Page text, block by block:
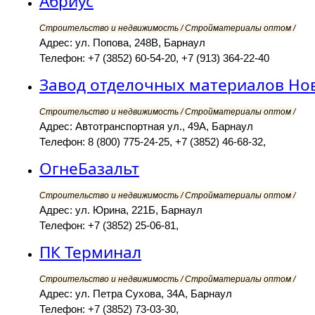
Строительство и недвижимость / Стройматериалы оптом /
Адрес: ул. Попова, 248В, Барнаул
Телефон: +7 (3852) 60-54-20, +7 (913) 364-22-40
Завод отделочных материалов
Строительство и недвижимость / Стройматериалы оптом /
Адрес: Автотранспортная ул., 49А, Барнаул
Телефон: 8 (800) 775-24-25, +7 (3852) 46-68-32,
ОгнеБазальт
Строительство и недвижимость / Стройматериалы оптом /
Адрес: ул. Юрина, 221Б, Барнаул
Телефон: +7 (3852) 25-06-81,
ПК Терминал
Строительство и недвижимость / Стройматериалы оптом /
Адрес: ул. Петра Сухова, 34А, Барнаул
Телефон: +7 (3852) 73-03-30,